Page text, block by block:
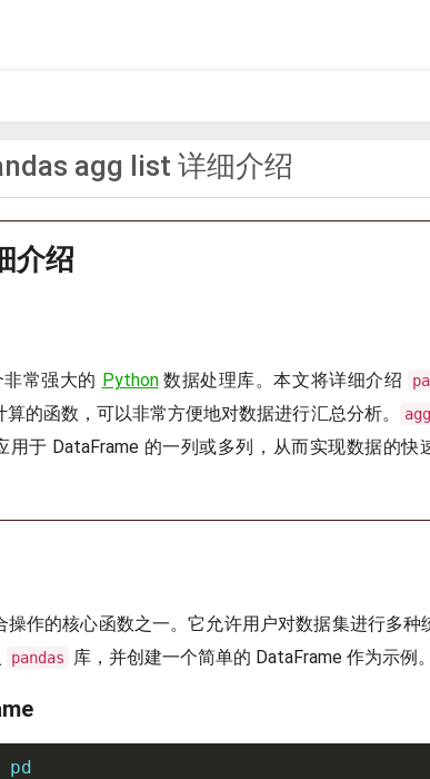
agg list 详细介绍
介绍
常强大的 Python数据处理库。本文将详细介绍
的函数，可以非常方便地对数据进行汇总分析。 agg
于 DataFrame 的一列或多列，从而实现数据的快
操作的核心函数之一。它允许用户对数据集进行多种
pandas 库，并创建一个简单的 DataFrame 作为示例。
pd